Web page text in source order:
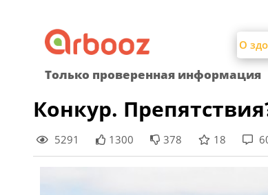
content
О
Только проверенная информация
Конкур.
5291 1300 378 18